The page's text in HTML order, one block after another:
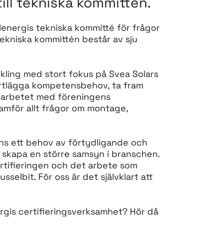
tekniska kommitté för frågor
kommittén består av sju
med stort fokus på Svea Solars
kompetensbehov, ta fram
med föreningens
allt frågor om montage,
ett behov av förtydligande och
en större samsyn i branschen.
och det arbete som
För oss är det självklart att
certifieringsverksamhet? Hör då